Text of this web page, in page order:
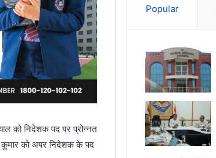
को निदेशक पद पर प्रोन्नत
कुमार को अपर निदेशक के पद
Popular